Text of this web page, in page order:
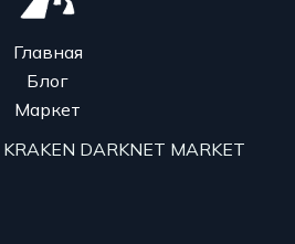
Главная
Блог
Маркет
DARKNET MARKET